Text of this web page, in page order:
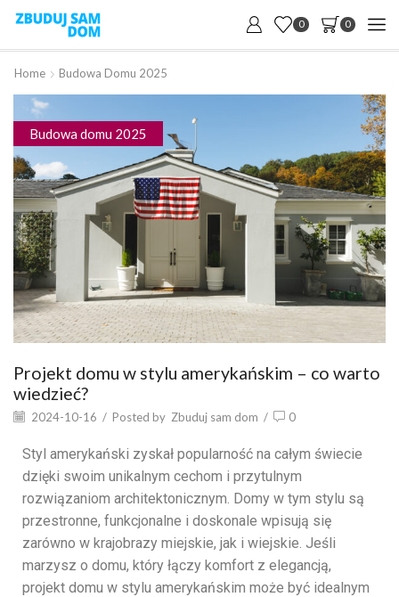
0 0
Home Budowa Domu 2025
Budowa domu 2025
Projekt domu w stylu amerykańskim – co warto
wiedzieć?
2024-10-16 / Posted by Zbuduj sam dom / 0
Styl amerykański zyskał popularność na całym świecie
dzięki swoim unikalnym cechom i przytulnym
rozwiązaniom architektonicznym. Domy w tym stylu są
przestronne, funkcjonalne i doskonale wpisują się
zarówno w krajobrazy miejskie, jak i wiejskie. Jeśli
marzysz o domu, który łączy komfort z elegancją,
projekt domu w stylu amerykańskim może być idealnym